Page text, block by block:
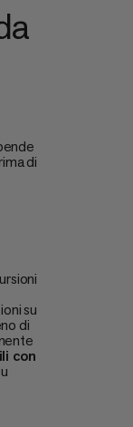
di
su
di
con